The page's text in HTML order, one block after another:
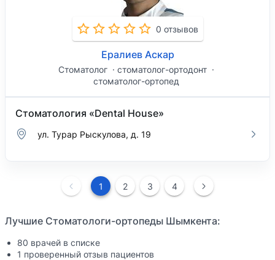
0 отзывов
Ералиев Аскар
Стоматолог
стоматолог-ортодонт
стоматолог-ортопед
Стоматология «Dental House»
ул. Турар Рыскулова, д. 19
1 2 3 4
Лучшие Стоматологи-ортопеды Шымкента:
80 врачей в списке
1 проверенный отзыв пациентов